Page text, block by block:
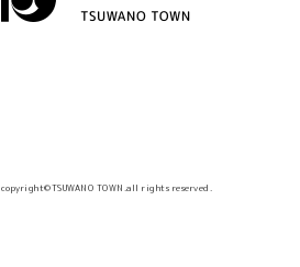
copyright©TSUWANO TOWN.all rights reserved.